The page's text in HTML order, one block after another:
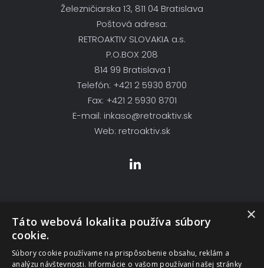
Železničiarska 13, 811 04 Bratislava
Poštová adresa:
RETROAKTIV SLOVAKIA a.s.
P.O.BOX 208
814 99 Bratislava 1
Telefón: +421 2 5930 8700
Fax: +421 2 5930 8701
E-mail: inkaso@retroaktiv.sk
Web: retroaktiv.sk
×
Táto webová lokalita používa súbory
cookie.
Súbory cookie používame na prispôsobenie obsahu, reklám a
analýzu návštevnosti. Informácie o vašom používaní našej stránky